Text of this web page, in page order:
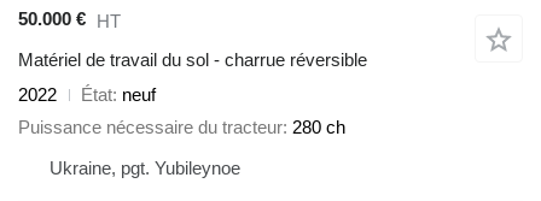
50.000 € HT
Matériel de travail du sol - charrue réversible
2022
État neuf
Puissance nécessaire du tracteur 280 ch
Ukraine, pgt. Yubileynoe